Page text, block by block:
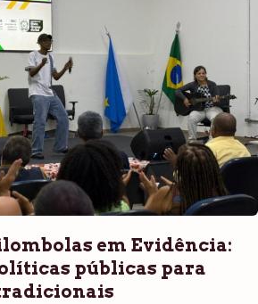
em Evidência:
públicas para